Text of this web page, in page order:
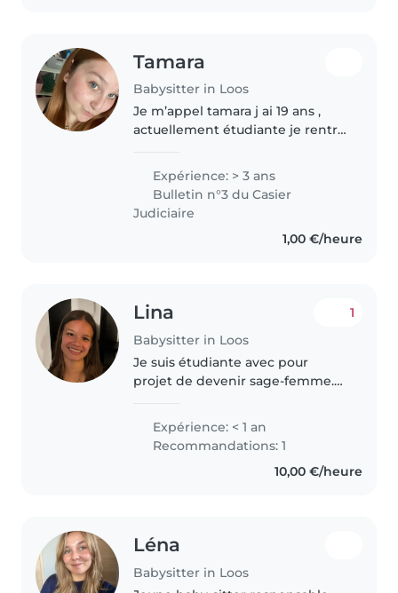
Tamara
Babysitter in Loos
Je m’appel tamara j ai 19 ans ,
actuellement étudiante je rentre
spécialisé en septembre je
cherche donc un job étudiant .
Diplôme de mon bafa j ai
Expérience: > 3 ans
Bulletin n°3 du Casier
Judiciaire
1,00 €/heure
Lina
Babysitter in Loos
1
Je suis étudiante avec pour
projet de devenir sage-femme.
section de maternelle il y a
quelques années où j'ai pu
assister l'institutrice dans les..
Expérience: < 1 an
Recommandations: 1
10,00 €/heure
Léna
Babysitter in Loos